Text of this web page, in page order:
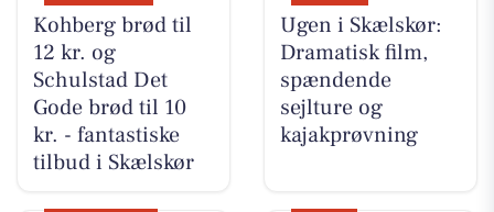
Kohberg brød til
12 kr. og
Schulstad Det
Gode brød til 10
kr. - fantastiske
tilbud i Skælskør
Ugen i Skælskør:
Dramatisk film,
spændende
sejlture og
kajakprøvning